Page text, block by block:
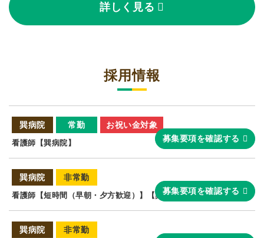
詳しく見る
採用情報
巽病院 常勤 お祝い金対象
看護師【巽病院】 募集要項を確認する
巽病院 非常勤
看護師【短時間（早朝・夕方歓迎）】【巽病院】募集要項を確認する
巽病院 非常勤